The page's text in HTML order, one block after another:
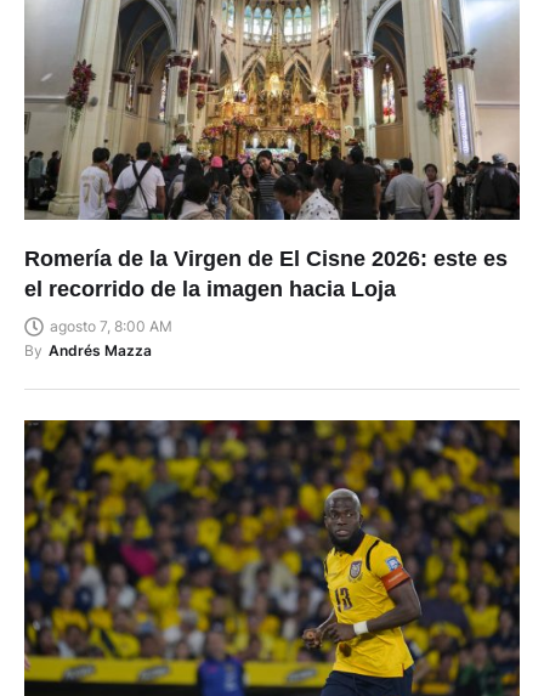
Romería de la Virgen de El Cisne 2026: este es
el recorrido de la imagen hacia Loja
agosto 7, 8:00 AM
By Andrés Mazza